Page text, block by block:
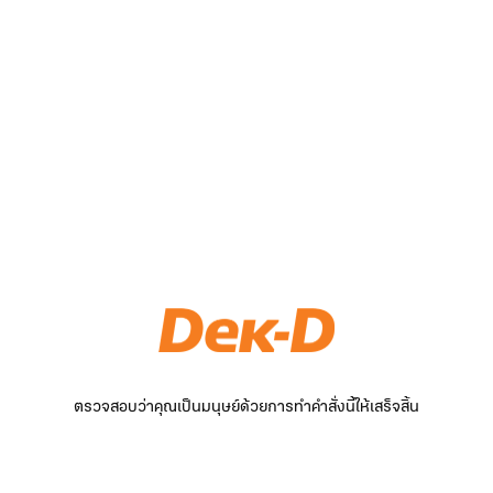
ตรวจสอบว่าคุณเป็นมนุษย์ด้วยการทำคำสั่งนี้ให้เสร็จสิ้น